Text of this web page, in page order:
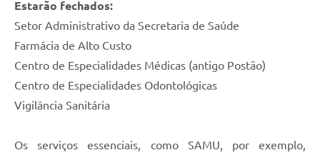
Estarão fechados:
Setor Administrativo da Secretaria de Saúde
Farmácia de Alto Custo
Centro de Especialidades Médicas (antigo Postão)
Centro de Especialidades Odontológicas
Vigilância Sanitária
Os serviços essenciais, como SAMU, por exemplo,